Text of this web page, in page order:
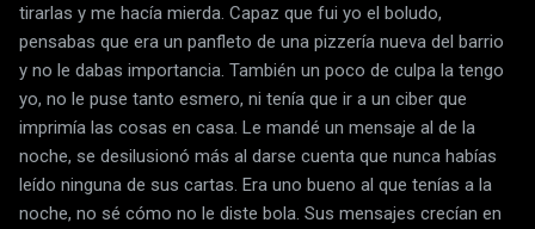
tirarlas y me hacía mierda. Capaz que fui yo el boludo,
pensabas que era un panfleto de una pizzería nueva del barrio
y no le dabas importancia. También un poco de culpa la tengo
yo, no le puse tanto esmero, ni tenía que ir a un ciber que
imprimía las cosas en casa. Le mandé un mensaje al de la
noche, se desilusionó más al darse cuenta que nunca habías
leído ninguna de sus cartas. Era uno bueno al que tenías a la
noche, no sé cómo no le diste bola. Sus mensajes crecían en